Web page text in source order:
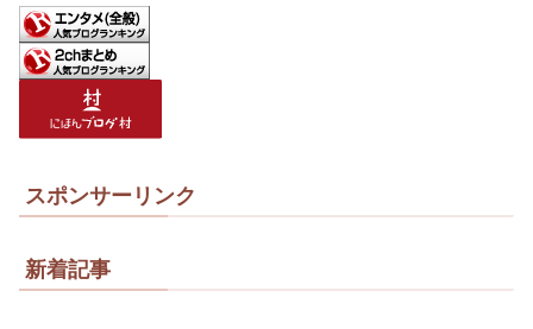
スポンサーリンク
新着記事